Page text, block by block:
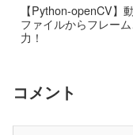
【Python-openCV】
ファイルからフレー
力！
コメント